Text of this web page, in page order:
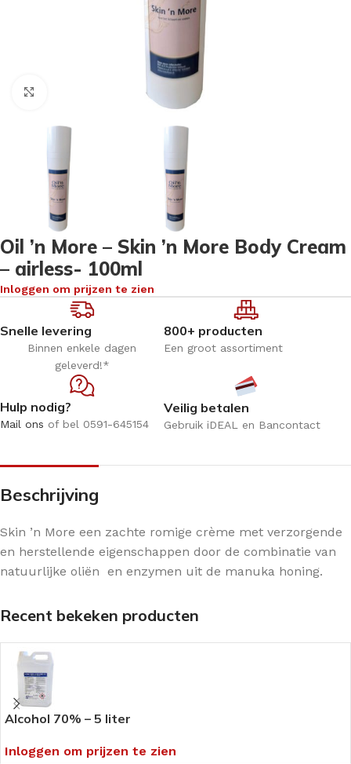
Klik om te vergroten
Oil ’n More – Skin ’n More Body Cream
– airless- 100ml
Inloggen om prijzen te zien
Snelle levering
Binnen enkele dagen
geleverd!*
800+ producten
Een groot assortiment
Hulp nodig?
Mail ons of bel 0591-645154
Veilig betalen
Gebruik iDEAL en Bancontact
Beschrijving
Skin ’n More een zachte romige crème met verzorgende
en herstellende eigenschappen door de combinatie van
natuurlijke oliën en enzymen uit de manuka honing.
Recent bekeken producten
Alcohol 70% – 5 liter
Inloggen om prijzen te zien